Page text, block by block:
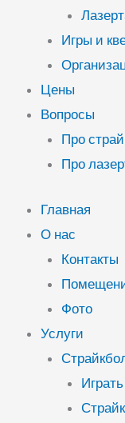
Игры и
Цены
Вопросы
Про
Про
Главная
О нас
Контакты
Фото
Услуги